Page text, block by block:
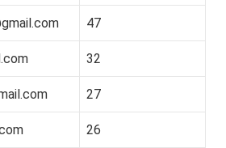
47
32
27
26